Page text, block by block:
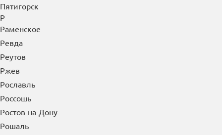
Протвино
Прохладный
Псков
Пушкино
Пущино
Пятигорск
Р
Раменское
Ревда
Реутов